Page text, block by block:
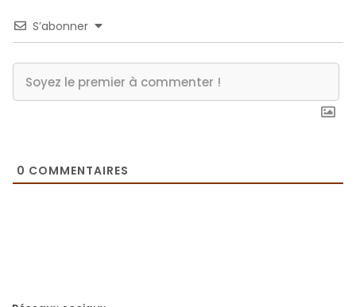
S’abonner
0 COMMENTAIRES